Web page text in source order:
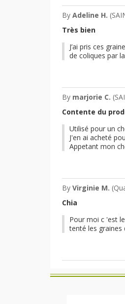
By Adeline H.
Très bien
J’ai pris ces
de coliques par
By marjorie C.
Contente du
Utilisé pour un
J'en ai acheté
Appetant mon
By Virginie M.
Chia
Pour moi c 'est
tenté les graines